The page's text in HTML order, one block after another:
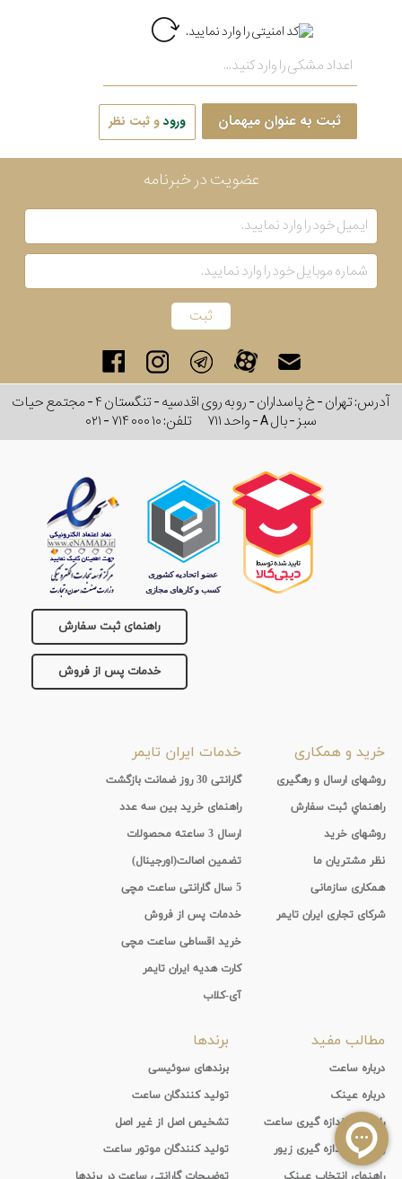
ثبت به عنوان میهمان ورودو ثبت نظر
عضویت در خبرنامه
آدرس: تهران - خ پاسداران - رو به روی اقدسیه - تنگستان ۴ - مجتمع حیات
سبز - بال A - واحد ۷۱۱
تلفن:۰۲۱ - ۷۱۴ ۰۰۰ ۱۰
راهنمای ثبت سفارش
خدمات پس از فروش
خرید و همکاری
روشهای ارسال و رهگیری
راهنماي ثبت سفارش
روشهای خرید
نظر مشتریان ما
همکاری سازمانی
شرکای تجاری ایران تایمر
خدمات ایران تایمر
گارانتی 30 روز ضمانت بازگشت
راهنمای خرید بین سه عدد
ارسال 3 ساعته محصولات
تضمین اصالت(اورجینال)
5 سال گارانتی ساعت مچی
خدمات پس از فروش
خرید اقساطی ساعت مچی
کارت هدیه ایران تایمر
آی-کلاب
مطالب مفید
درباره ساعت
درباره عینک
راهنمای اندازه گیری ساعت
راهنمای اندازه گیری زیور
برندها
برندهای سوئیسی
تولید کنندگان ساعت
تشخیص اصل از غیر اصل
تولید کنندگان موتور ساعت